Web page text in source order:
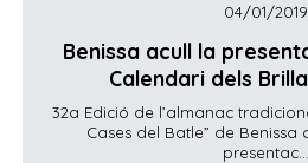
04/01/2019
Benissa acull la
Calendari dels
32a Edició de l’almanac
Cases del Batle” de
presentac...